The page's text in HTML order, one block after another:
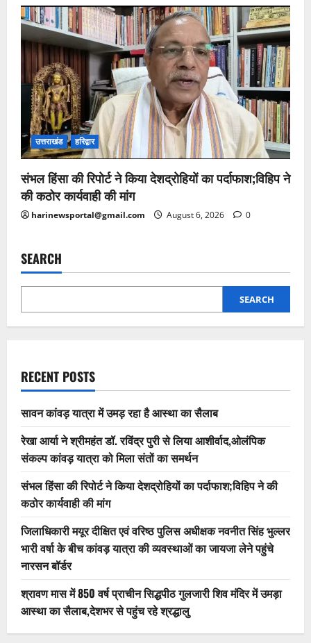
उत्तराखंड हरिद्वार
संभल हिंसा की रिपोर्ट ने किया देशद्रोहियों का पर्दाफाश;विहिप ने
की कठोर कार्यवाही की मांग
harinewsportal@gmail.com August 6, 2026 0
SEARCH
SEARCH
RECENT POSTS
सावन कांवड़ यात्रा में उमड़ रहा है आस्था का सैलाब
रेखा आर्या ने श्रीमहंत डॉ. रविंद्र पुरी से लिया आशीर्वाद,ओलंपिक
संकल्प कांवड़ यात्रा को मिला संतों का समर्थन
संभल हिंसा की रिपोर्ट ने किया देशद्रोहियों का पर्दाफाश;विहिप ने की
कठोर कार्यवाही की मांग
जिलाधिकारी मयूर दीक्षित एवं वरिष्ठ पुलिस अधीक्षक नवनीत सिंह भुल्लर
भारी वर्षा के बीच कांवड़ यात्रा की व्यवस्थाओं का जायजा लेने पहुंचे
नारसन बॉर्डर
श्रावण मास में 850 वर्ष प्राचीन सिद्धपीठ गुलजारी शिव मंदिर में उमड़ा
आस्था का सैलाब,देशभर से पहुंच रहे श्रद्धालु